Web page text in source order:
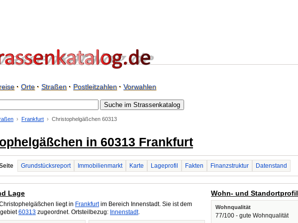
· Orte· Straßen· Postleitzahlen· Vorwahlen
Frankfurt Christophelgäßchen 60313
in 60313 Frankfurt
Grundstücksreport Immobilienmarkt Karte Lageprofil Fakten Finanzstruktur Datenstand
Lage
liegt in Frankfurtim Bereich Innenstadt. Sie ist dem
60313 zugeordnet. Ortsteilbezug: Innenstadt.
Wohn- und Standortprofil
Wohnqualität
77/100 - gute Wohnqualität